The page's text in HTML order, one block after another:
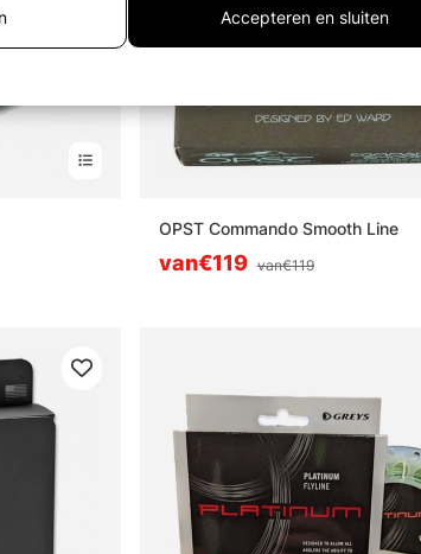
OPST Commando Smooth Line
van€119 van€119
Accepteren en sluiten